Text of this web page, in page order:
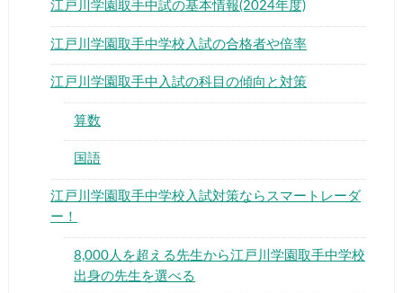
▶
江戸川学園取手中試の基本情報(2024年度)
江戸川学園取手中学校入試の合格者や倍率
江戸川学園取手中入試の科目の傾向と対策
算数
国語
江戸川学園取手中学校入試対策ならスマートレーダ
ー！
8,000人を超える先生から江戸川学園取手中学校
出身の先生を選べる